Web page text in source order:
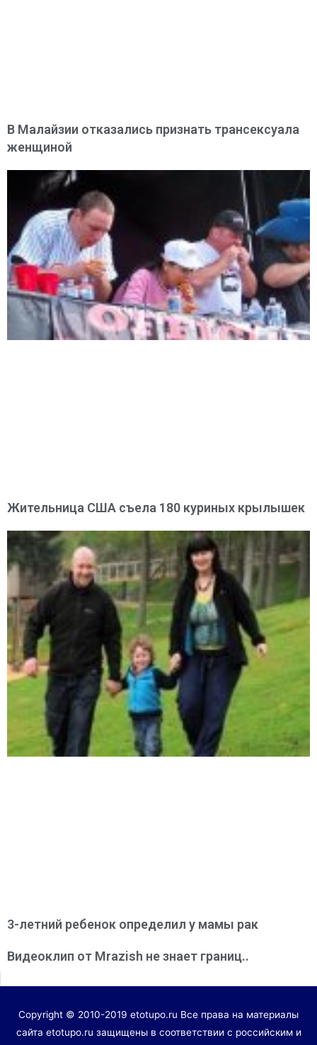
В Малайзии отказались признать трансексуала
женщиной
Жительница США съела 180 куриных крылышек
3-летний ребенок определил у мамы рак
Видеоклип от Mrazish не знает границ..
Copyright © 2010-2019 etotupo.ru Все права на материалы
сайта etotupo.ru защищены в соответствии с российским и